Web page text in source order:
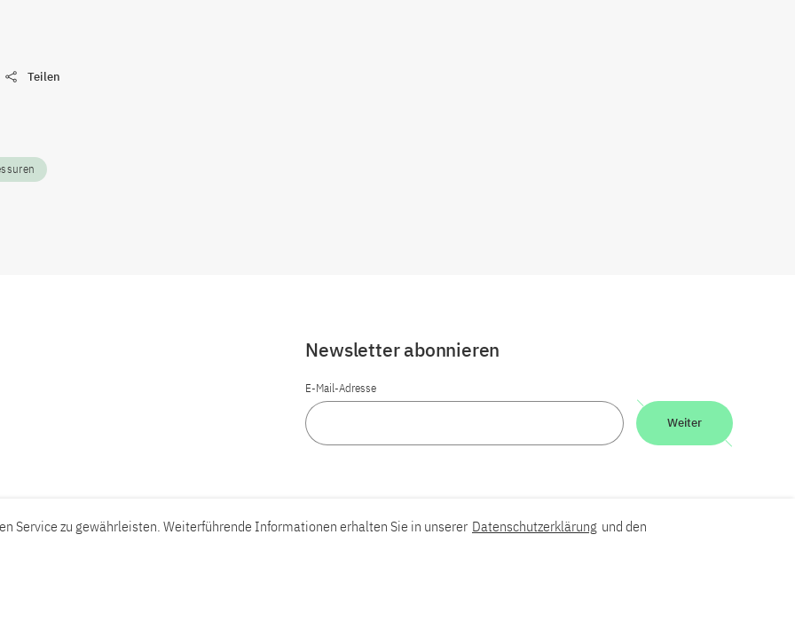
Teilen
Newsletter abonnieren
E-Mail-Adresse
Weiter
Service zu gewährleisten. Weiterführende Informationen erhalten Sie in unserer Datenschutzerklärung und den